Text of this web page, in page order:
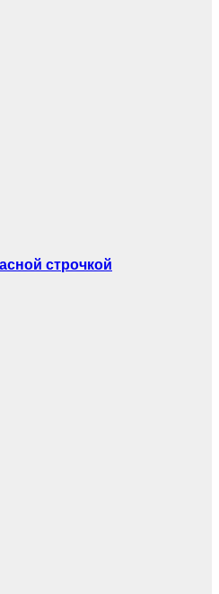
строчкой